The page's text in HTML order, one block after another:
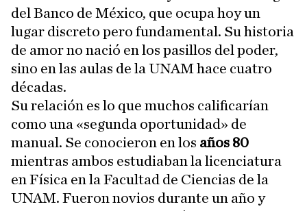
del Banco de México, que ocupa hoy un
lugar discreto pero fundamental. Su historia
de amor no nació en los pasillos del poder,
sino en las aulas de la UNAM hace cuatro
décadas.
Su relación es lo que muchos calificarían
como una «segunda oportunidad» de
manual. Se conocieron en los años 80
mientras ambos estudiaban la licenciatura
en Física en la Facultad de Ciencias de la
UNAM. Fueron novios durante un año y